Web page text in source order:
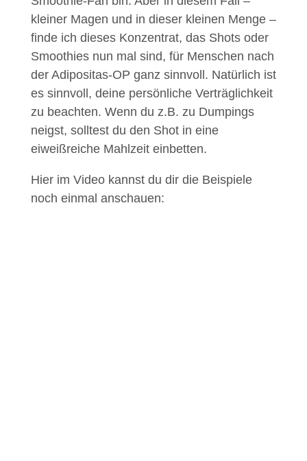
kleiner Magen und in dieser kleinen Menge –
finde ich dieses Konzentrat, das Shots oder
Smoothies nun mal sind, für Menschen nach
der Adipositas-OP ganz sinnvoll. Natürlich ist
es sinnvoll, deine persönliche Verträglichkeit
zu beachten. Wenn du z.B. zu Dumpings
neigst, solltest du den Shot in eine
eiweißreiche Mahlzeit einbetten.
Hier im Video kannst du dir die Beispiele
noch einmal anschauen: